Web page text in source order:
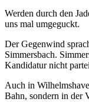
Werden durch den
uns mal umgeguckt.
Der Gegenwind
Simmersbach.
Kandidatur nicht
Auch in
Bahn, sondern in der